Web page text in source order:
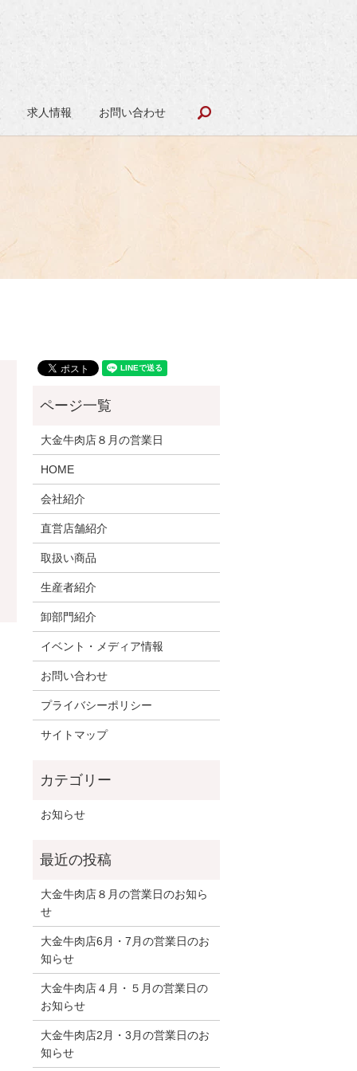
求人情報 お問い合わせ search
大金牛肉店８月の営業日
HOME
会社紹介
直営店舗紹介
取扱い商品
生産者紹介
卸部門紹介
イベント・メディア情報
お問い合わせ
プライバシーポリシー
サイトマップ
お知らせ
大金牛肉店８月の営業日のお知ら
せ
大金牛肉店6月・7月の営業日のお
知らせ
大金牛肉店４月・５月の営業日の
お知らせ
大金牛肉店2月・3月の営業日のお
知らせ